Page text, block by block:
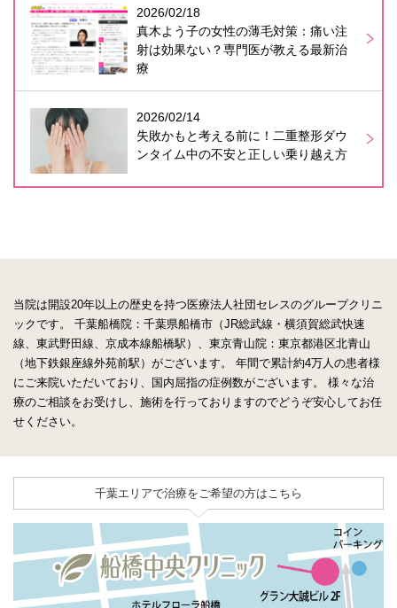
2026/02/18
真木よう子の女性の薄毛対策：痛い注
射は効果ない？専門医が教える最新治
療
2026/02/14
失敗かもと考える前に！二重整形ダウ
ンタイム中の不安と正しい乗り越え方
当院は開設20年以上の歴史を持つ医療法人社団セレスのグループクリニ
ックです。
千葉船橋院：千葉県船橋市（JR総武線・横須賀総武快速
線、東武野田線、京成本線船橋駅）、東京青山院：東京都港区北青山
（地下鉄銀座線外苑前駅）がございます。
年間で累計約4万人の患者様
にご来院いただいており、国内屈指の症例数がございます。
様々な治
療のご相談をお受けし、施術を行っておりますのでどうぞ安心してお任
せください。
千葉エリアで治療をご希望の方はこちら